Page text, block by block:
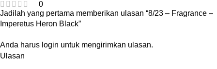
0
Ulasan
Jadilah yang pertama memberikan ulasan “8/23 – Fragrance –
Imperetus Heron Black”
Anda harus login untuk mengirimkan ulasan.